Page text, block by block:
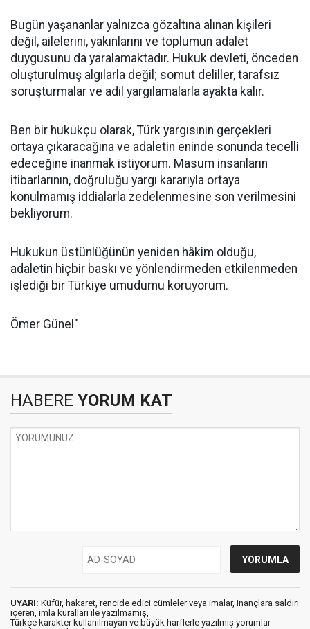
Bugün yaşananlar yalnızca gözaltına alınan kişileri
değil, ailelerini, yakınlarını ve toplumun adalet
duygusunu da yaralamaktadır. Hukuk devleti, önceden
oluşturulmuş algılarla değil; somut deliller, tarafsız
soruşturmalar ve adil yargılamalarla ayakta kalır.
Ben bir hukukçu olarak, Türk yargısının gerçekleri
ortaya çıkaracağına ve adaletin eninde sonunda tecelli
edeceğine inanmak istiyorum. Masum insanların
itibarlarının, doğruluğu yargı kararıyla ortaya
konulmamış iddialarla zedelenmesine son verilmesini
bekliyorum.
Hukukun üstünlüğünün yeniden hâkim olduğu,
adaletin hiçbir baskı ve yönlendirmeden etkilenmeden
işlediği bir Türkiye umudumu koruyorum.
Ömer Günel"
HABERE YORUM KAT
UYARI: Küfür, hakaret, rencide edici cümleler veya imalar, inançlara saldırı
içeren, imla kuralları ile yazılmamış,
Türkçe karakter kullanılmayan ve büyük harflerle yazılmış yorumlar